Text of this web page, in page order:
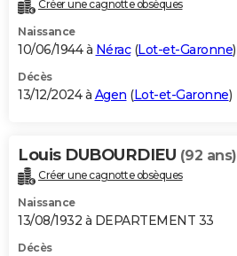
Créer une cagnotte obsèques
Naissance
10/06/1944 à Nérac(Lot-et-Garonne)
Décès
13/12/2024 à Agen (Lot-et-Garonne)
Louis DUBOURDIEU (92 ans)
Créer une cagnotte obsèques
Naissance
13/08/1932 à DEPARTEMENT 33
Décès